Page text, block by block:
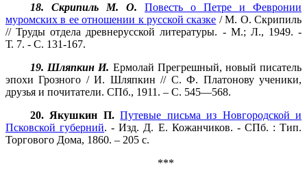
18. Скрипиль М. О.
Повесть о Петре и Февронии
муромских в ее отношении к русской сказке / М. О. Скрипиль
// Труды отдела древнерусской литературы. - М.; Л., 1949. -
Т. 7. - С. 131-167.
19. Шляпкин И. Ермолай Прегрешный, новый писатель
эпохи Грозного / И. Шляпкин // С. Ф. Платонову ученики,
друзья и почитатели. СПб., 1911. – С. 545—568.
20. Якушкин П. Путевые письма из Новгородской и
Псковской губерний. - Изд. Д. Е. Кожанчиков. - СПб. : Тип.
Торгового Дома, 1860. – 205 с.
***